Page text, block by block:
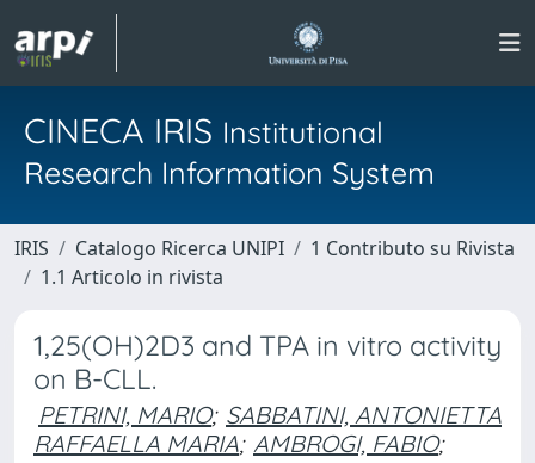
CINECA IRIS Institutional
Research Information System
IRIS Catalogo Ricerca UNIPI
1 Contributo su Rivista
1.1 Articolo in rivista
1,25(OH)2D3 and TPA in vitro activity
on B-CLL.
PETRINI, MARIO; SABBATINI, ANTONIETTA
RAFFAELLA MARIA; AMBROGI, FABIO;